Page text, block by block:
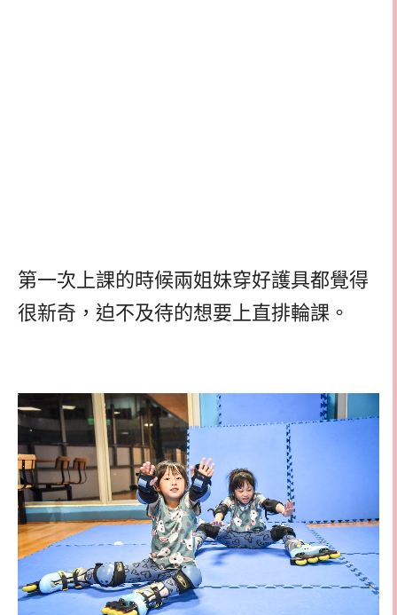
第一次上課的時候兩姐妹穿好護具都覺得
很新奇，迫不及待的想要上直排輪課。